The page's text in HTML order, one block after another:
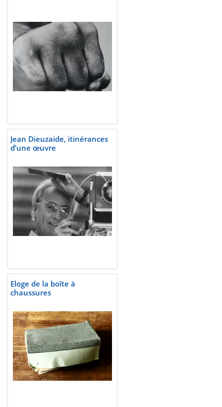
Jean Dieuzaide, itinérances
d’une œuvre
Eloge de la boîte à
chaussures